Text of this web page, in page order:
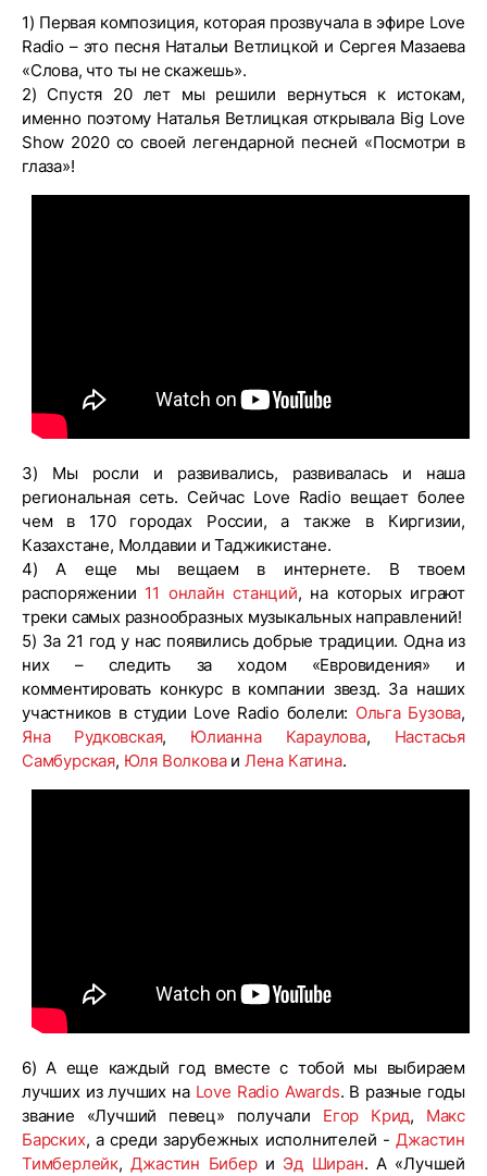
1) Первая композиция, которая прозвучала в эфире Love
Radio – это песня Натальи Ветлицкой и Сергея Мазаева
«Слова, что ты не скажешь».
2) Спустя 20 лет мы решили вернуться к истокам,
именно поэтому Наталья Ветлицкая открывала Big Love
Show 2020 со своей легендарной песней «Посмотри в
глаза»!
3) Мы росли и развивались, развивалась и наша
региональная сеть. Сейчас Love Radio вещает более
чем в 170 городах России, а также в Киргизии,
Казахстане, Молдавии и Таджикистане.
4) А еще мы вещаем в интернете. В твоем
распоряжении 11 онлайн станций, на которых играют
треки самых разнообразных музыкальных направлений!
5) За 21 год у нас появились добрые традиции. Одна из
них – следить за ходом «Евровидения» и
комментировать конкурс в компании звезд. За наших
участников в студии Love Radio болели: Ольга Бузова,
Яна Рудковская, Юлианна Караулова, Настасья
Самбурская, Юля Волковаи Лена Катина.
6) А еще каждый год вместе с тобой мы выбираем
лучших из лучших на Love Radio Awards. В разные годы
звание «Лучший певец» получали Егор Крид, Макс
Барских, а среди зарубежных исполнителей -Джастин
Тимберлейк,Джастин Бибери Эд Ширан. А «Лучшей